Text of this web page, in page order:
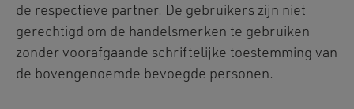
de respectieve partner. De gebruikers zijn niet
gerechtigd om de handelsmerken te gebruiken
zonder voorafgaande schriftelijke toestemming van
de bovengenoemde bevoegde personen.